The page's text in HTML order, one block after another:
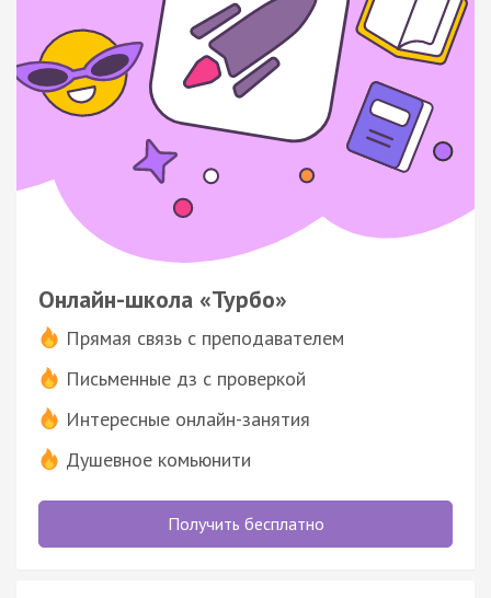
Онлайн-школа «Турбо»
Прямая связь с преподавателем
Письменные дз с проверкой
Интересные онлайн-занятия
Душевное комьюнити
Получить бесплатно